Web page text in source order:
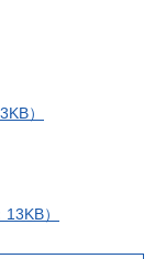
）
）